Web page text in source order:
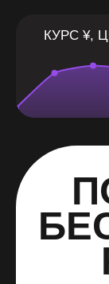
КУРС ¥,